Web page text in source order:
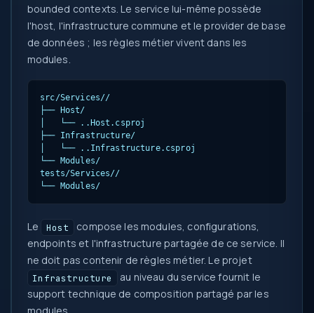
bounded contexts. Le service lui-même possède
l'host, l'infrastructure commune et le provider de base
de données ; les règles métier vivent dans les
modules.
src/Services//
├── Host/
│   └── . .Host.csproj
├── Infrastructure/
│   └── . .Infrastructure.csproj
└── Modules/
tests/Services//
└── Modules/
Le Host
compose les modules, configurations,
endpoints et l'infrastructure partagée de ce service. Il
ne doit pas contenir de règles métier. Le projet
Infrastructure
au niveau du service fournit le
support technique de composition partagé par les